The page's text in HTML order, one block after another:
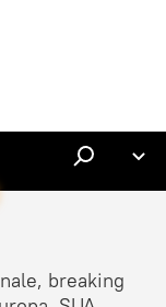
breaking